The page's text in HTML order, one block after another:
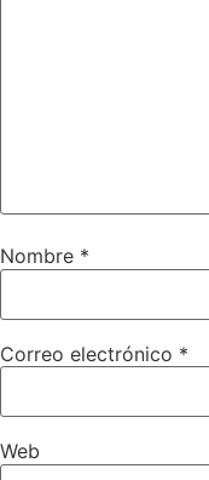
Nombre *
Correo electrónico *
Web